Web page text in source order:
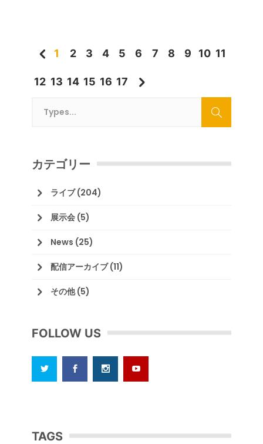
1 2 3 4 5 6 7 8 9 10 11
12 13 14 15 16 17
カテゴリー
ライブ(204)
展示会 (5)
News (25)
配信アーカイブ(11)
その他(5)
FOLLOW US
TAGS